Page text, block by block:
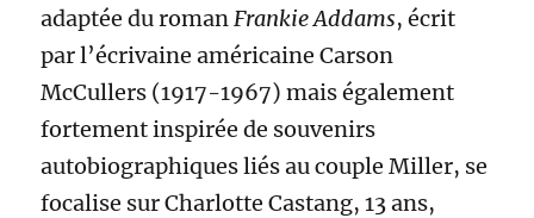
adaptée du romanFrankie Addams, écrit
par l’écrivaine américaine Carson
McCullers (1917-1967) mais également
fortement inspirée de souvenirs
autobiographiques liés au couple Miller, se
focalise sur Charlotte Castang, 13 ans,